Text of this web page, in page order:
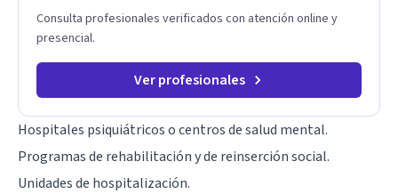
vida. Tratamiento de Adicciones.
Consulta profesionales verificados con atención online y
presencial.
Ver profesionales
Hospitales psiquiátricos o centros de salud mental.
Programas de rehabilitación y de reinserción social.
Unidades de hospitalización.